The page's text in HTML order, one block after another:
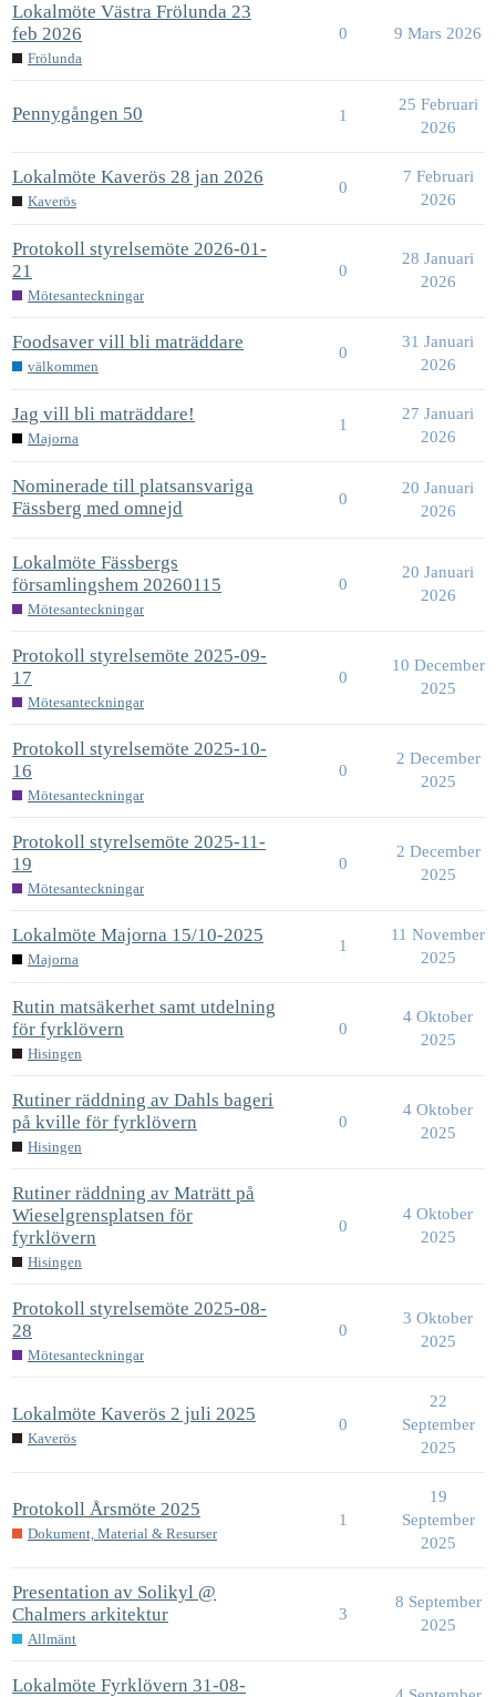
Lokalmöte Västra Frölunda 23
feb 2026
Frölunda
0 9 Mars 2026
Pennygången 50 1
25 Februari
2026
Lokalmöte Kaverös 28 jan 2026
Kaverös
0
7 Februari
2026
Protokoll styrelsemöte 2026-01-
21
Mötesanteckningar
0
28 Januari
2026
Foodsaver vill bli maträddare
välkommen
0
31 Januari
2026
Jag vill bli maträddare!
Majorna
1
27 Januari
2026
Nominerade till platsansvariga
Fässberg med omnejd
0
20 Januari
2026
Lokalmöte Fässbergs
församlingshem 20260115
Mötesanteckningar
0
20 Januari
2026
Protokoll styrelsemöte 2025-09-
17
Mötesanteckningar
0
10 December
2025
Protokoll styrelsemöte 2025-10-
16
Mötesanteckningar
0
2 December
2025
Protokoll styrelsemöte 2025-11-
19
Mötesanteckningar
0
2 December
2025
Lokalmöte Majorna 15/10-2025
Majorna
1
11 November
2025
Rutin matsäkerhet samt utdelning
för fyrklövern
Hisingen
0
4 Oktober
2025
Rutiner räddning av Dahls bageri
på kville för fyrklövern
Hisingen
0
4 Oktober
2025
Rutiner räddning av Maträtt på
Wieselgrensplatsen för
fyrklövern
Hisingen
0
4 Oktober
2025
Protokoll styrelsemöte 2025-08-
28
Mötesanteckningar
0
3 Oktober
2025
Lokalmöte Kaverös 2 juli 2025
Kaverös
0
22
September
2025
Protokoll Årsmöte 2025
Dokument, Material & Resurser
1
19
September
2025
Presentation av Solikyl @
Chalmers arkitektur
Allmänt
3
8 September
2025
Lokalmöte Fyrklövern 31-08-